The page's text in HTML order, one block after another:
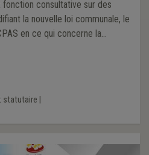
fonction consultative sur des
la nouvelle loi communale, le
en ce qui concerne la
statutaire